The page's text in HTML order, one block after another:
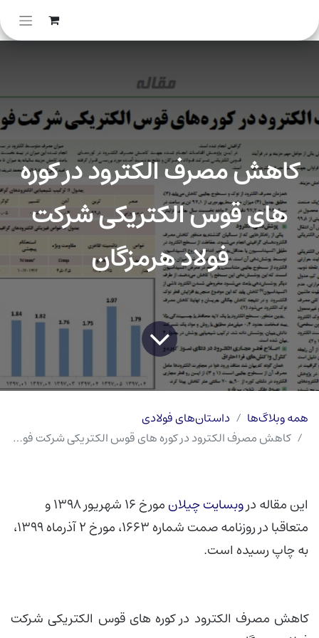
کاهش مصرف الکترود در کوره
های قوس الکتریکی شرکت
فولاد هرمزگان
همه وبلاگ‌ها
داستان‌های فولادی
کاهش مصرف الکترود در کوره های قوس الکتریکی شرکت فولاد هرمزگان
این مقاله دروبسایت چیلان
مورخ 16 شهریور 1398 و
متعاقبا در روزنامه صمت شماره 1663، مورخ 2 آذرماه 1399،
به چاپ رسیده است.
کاهش مصرف الکترود در کوره های قوس الکتریکی شرکت